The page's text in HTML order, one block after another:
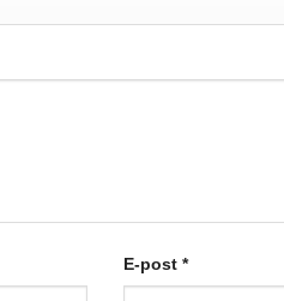
E-post *